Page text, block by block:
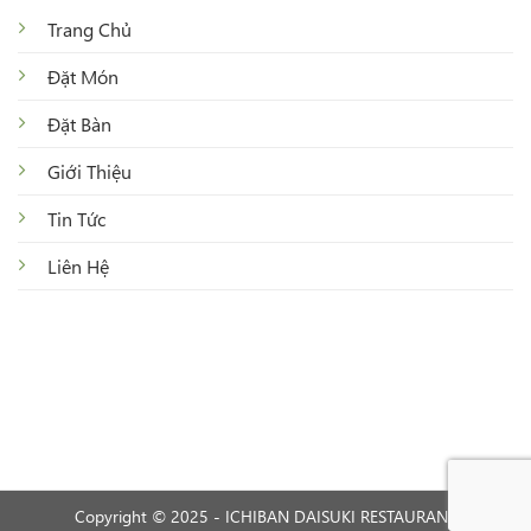
Trang Chủ
Đặt Món
Đặt Bàn
Giới Thiệu
Tin Tức
Liên Hệ
Copyright © 2025 - ICHIBAN DAISUKI RESTAURANT